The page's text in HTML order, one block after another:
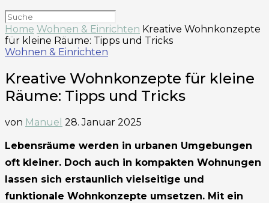
Home Wohnen & Einrichten Kreative Wohnkonzepte
für kleine Räume: Tipps und Tricks
Wohnen & Einrichten
Kreative Wohnkonzepte für kleine
Räume: Tipps und Tricks
von Manuel 28. Januar 2025
Lebensräume werden in urbanen Umgebungen
oft kleiner. Doch auch in kompakten Wohnungen
lassen sich erstaunlich vielseitige und
funktionale Wohnkonzepte umsetzen. Mit ein